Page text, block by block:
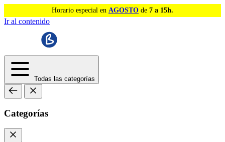
Horario especial en AGOSTO de 7 a 15h.
Ir al contenido
Todas las categorías
Categorías